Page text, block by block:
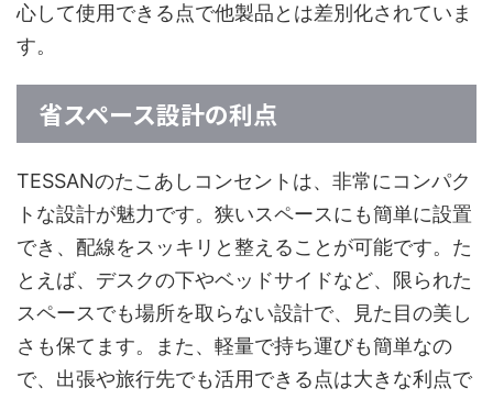
心して使用できる点で他製品とは差別化されていま
す。
省スペース設計の利点
TESSANのたこあしコンセントは、非常にコンパク
トな設計が魅力です。狭いスペースにも簡単に設置
でき、配線をスッキリと整えることが可能です。た
とえば、デスクの下やベッドサイドなど、限られた
スペースでも場所を取らない設計で、見た目の美し
さも保てます。また、軽量で持ち運びも簡単なの
で、出張や旅行先でも活用できる点は大きな利点で